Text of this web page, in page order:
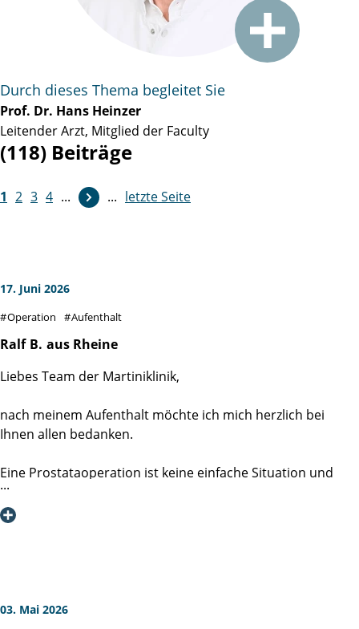
Durch dieses Thema begleitet Sie
Prof. Dr. Hans Heinzer
Leitender Arzt, Mitglied der Faculty
(118) Beiträge
1 2 3 4 ... ... letzte Seite
17. Juni 2026
Operation Aufenthalt
Ralf B. aus Rheine
Liebes Team der Martiniklinik,
nach meinem Aufenthalt möchte ich mich herzlich bei
Ihnen allen bedanken.
Eine Prostataoperation ist keine einfache Situation und
bringt viele Fragen und Sorgen mit sich. Umso mehr hat es
mir geholfen, dass ich mich von Anfang an sehr gut
Mitarbeitende für die Patienten nehmen. Auf Fragen und
03. Mai 2026